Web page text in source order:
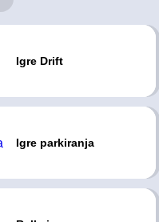
Igre Drift
Igre parkiranja